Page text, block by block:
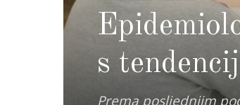
s
Prema posljednjim